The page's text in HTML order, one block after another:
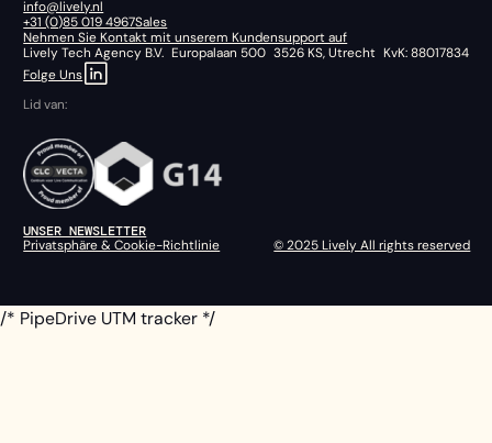
info@lively.nl
+31 (0)85 019 4967Sales
Nehmen Sie Kontakt mit unserem Kundensupport auf
Lively Tech Agency B.V. Europalaan 500 3526 KS, Utrecht KvK: 88017834
Folge Uns
Lid van:
UNSER NEWSLETTER
Privatsphäre & Cookie-Richtlinie
© 2025 Lively All rights reserved
/* PipeDrive UTM tracker */